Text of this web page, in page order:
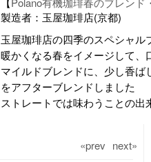
製造者：玉屋珈琲店(京都)
玉屋珈琲店の四季のスペシャル
暖かくなる春をイメージして
マイルドブレンドに、少し香
をアフターブレンドしました
ストレートでは味わうことの
next»
«prev